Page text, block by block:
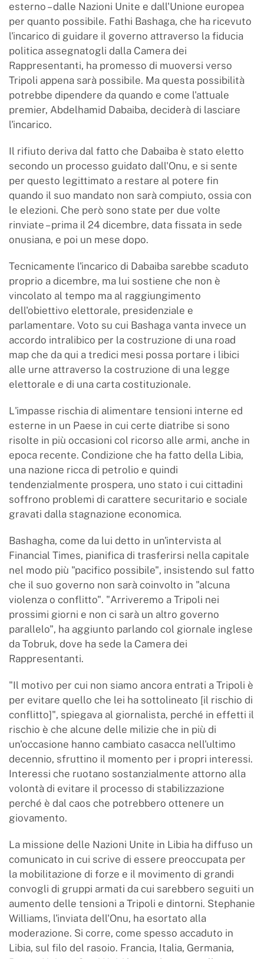
esterno – dalle Nazioni Unite e dall'Unione europea
per quanto possibile. Fathi Bashaga, che ha ricevuto
l'incarico di guidare il governo attraverso la fiducia
politica assegnatogli dalla Camera dei
Rappresentanti, ha promesso di muoversi verso
Tripoli appena sarà possibile. Ma questa possibilità
potrebbe dipendere da quando e come l'attuale
premier, Abdelhamid Dabaiba, deciderà di lasciare
l'incarico.
Il rifiuto deriva dal fatto che Dabaiba è stato eletto
secondo un processo guidato dall'Onu, e si sente
per questo legittimato a restare al potere fin
quando il suo mandato non sarà compiuto, ossia con
le elezioni. Che però sono state per due volte
rinviate – prima il 24 dicembre, data fissata in sede
onusiana, e poi un mese dopo.
Tecnicamente l'incarico di Dabaiba sarebbe scaduto
proprio a dicembre, ma lui sostiene che non è
vincolato al tempo ma al raggiungimento
dell'obiettivo elettorale, presidenziale e
parlamentare. Voto su cui Bashaga vanta invece un
accordo intralibico per la costruzione di una road
map che da qui a tredici mesi possa portare i libici
alle urne attraverso la costruzione di una legge
elettorale e di una carta costituzionale.
L'impasse rischia di alimentare tensioni interne ed
esterne in un Paese in cui certe diatribe si sono
risolte in più occasioni col ricorso alle armi, anche in
epoca recente. Condizione che ha fatto della Libia,
una nazione ricca di petrolio e quindi
tendenzialmente prospera, uno stato i cui cittadini
soffrono problemi di carattere securitario e sociale
gravati dalla stagnazione economica.
Bashagha, come da lui detto in un'intervista al
Financial Times, pianifica di trasferirsi nella capitale
nel modo più "pacifico possibile", insistendo sul fatto
che il suo governo non sarà coinvolto in "alcuna
violenza o conflitto". "Arriveremo a Tripoli nei
prossimi giorni e non ci sarà un altro governo
parallelo", ha aggiunto parlando col giornale inglese
da Tobruk, dove ha sede la Camera dei
Rappresentanti.
"Il motivo per cui non siamo ancora entrati a Tripoli è
per evitare quello che lei ha sottolineato [il rischio di
conflitto]", spiegava al giornalista, perché in effetti il
rischio è che alcune delle milizie che in più di
un'occasione hanno cambiato casacca nell'ultimo
decennio, sfruttino il momento per i propri interessi.
Interessi che ruotano sostanzialmente attorno alla
volontà di evitare il processo di stabilizzazione
perché è dal caos che potrebbero ottenere un
giovamento.
La missione delle Nazioni Unite in Libia ha diffuso un
comunicato in cui scrive di essere preoccupata per
la mobilitazione di forze e il movimento di grandi
convogli di gruppi armati da cui sarebbero seguiti un
aumento delle tensioni a Tripoli e dintorni. Stephanie
Williams, l'inviata dell'Onu, ha esortato alla
moderazione. Si corre, come spesso accaduto in
Libia, sul filo del rasoio. Francia, Italia, Germania,